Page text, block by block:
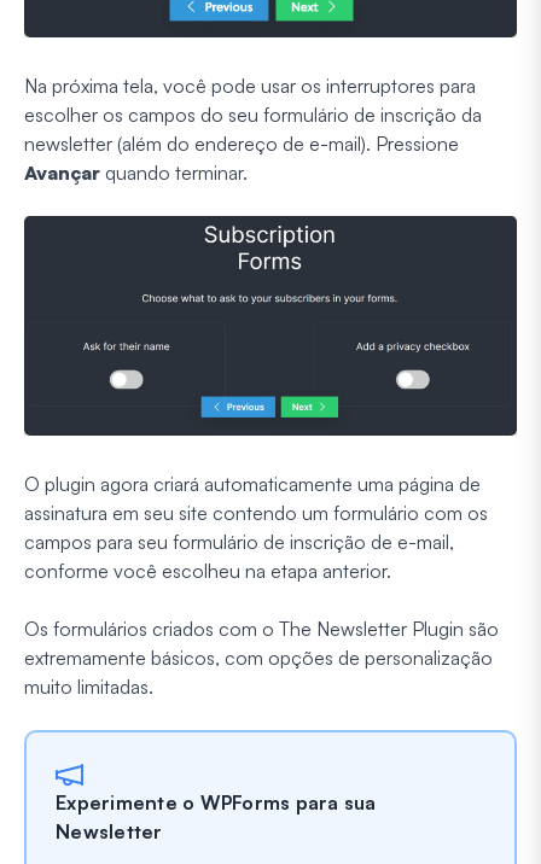
Na próxima tela, você pode usar os interruptores para
escolher os campos do seu formulário de inscrição da
newsletter (além do endereço de e-mail). Pressione
Avançar quando terminar.
O plugin agora criará automaticamente uma página de
assinatura em seu site contendo um formulário com os
campos para seu formulário de inscrição de e-mail,
conforme você escolheu na etapa anterior.
Os formulários criados com o The Newsletter Plugin são
extremamente básicos, com opções de personalização
muito limitadas.
Experimente o WPForms para sua
Newsletter